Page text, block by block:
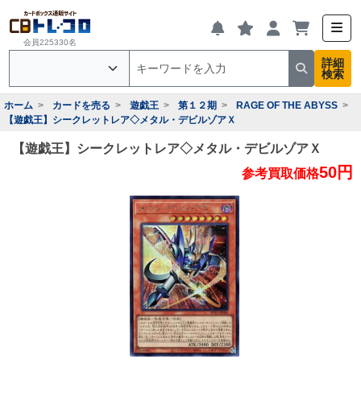
会員225330名
詳細
検索
ホーム カードを売る 遊戯王 第１２期
RAGE OF THE ABYSS
【遊戯王】シークレットレア◇メタル・デビルゾアＸ
【遊戯王】シークレットレア◇メタル・デビルゾアＸ
参考買取価格50円